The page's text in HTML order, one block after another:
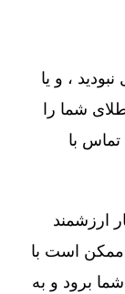
، و یا
شما را
تماس با
ارزشمند
ممکن است با
برود و به